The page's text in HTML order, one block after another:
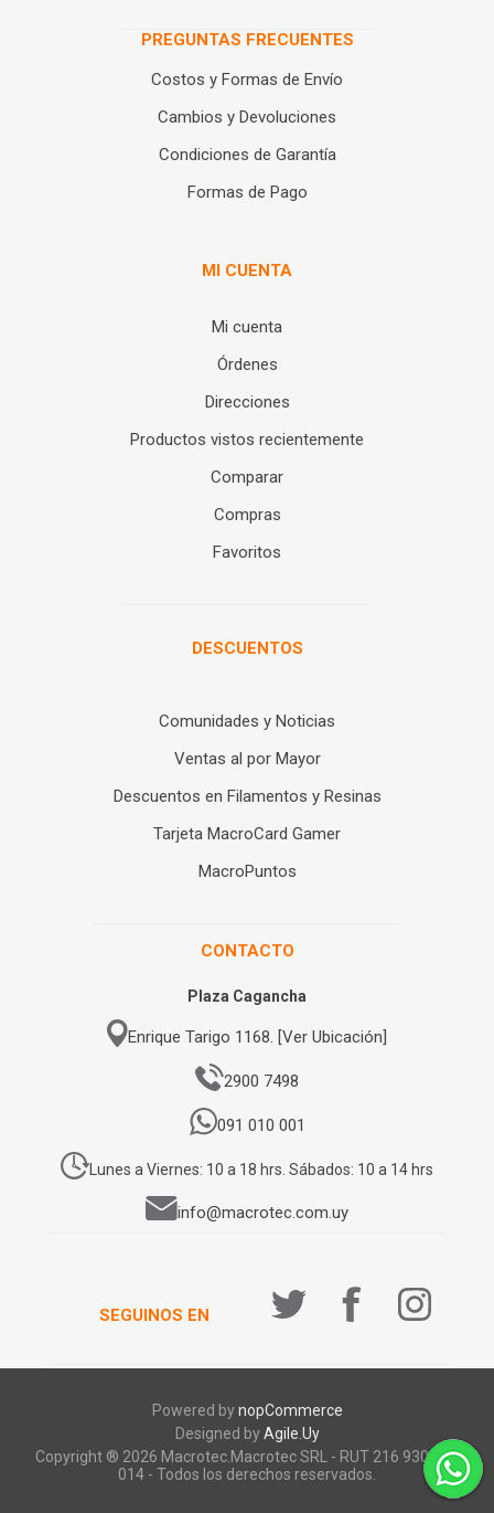
PREGUNTAS FRECUENTES
Costos y Formas de Envío
Cambios y Devoluciones
Condiciones de Garantía
Formas de Pago
MI CUENTA
Mi cuenta
Órdenes
Direcciones
Productos vistos recientemente
Comparar
Compras
Favoritos
DESCUENTOS
Comunidades y Noticias
Ventas al por Mayor
Descuentos en Filamentos y Resinas
Tarjeta MacroCard Gamer
MacroPuntos
CONTACTO
Plaza Cagancha
Enrique Tarigo 1168. [Ver Ubicación]
2900 7498
091 010 001
Lunes a Viernes: 10 a 18 hrs. Sábados: 10 a 14 hrs
info@macrotec.com.uy
SEGUINOS EN
Powered bynopCommerce
Designed byAgile.Uy
Copyright ® 2026 Macrotec.Macrotec SRL - RUT 216 930 920
014 - Todos los derechos reservados.